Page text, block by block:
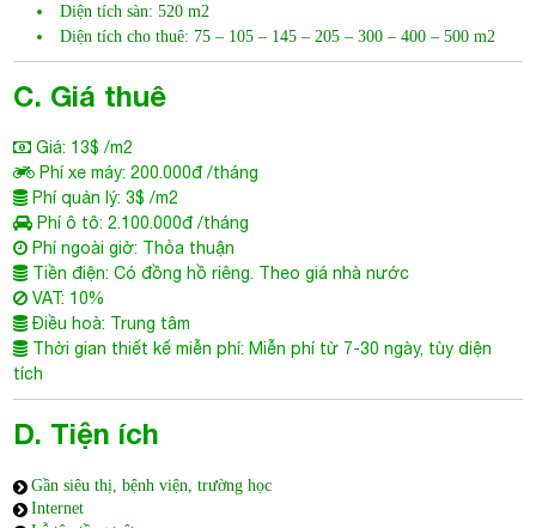
Phí quản lý: 3$ /m2
Phí ô tô: 2.100.000đ /tháng
Phí ngoài giờ: Thỏa thuận
Tiền điện: Có đồng hồ riêng. Theo giá nhà nước
VAT: 10%
Điều hoà: Trung tâm
Thời gian thiết kế miễn phí: Miễn phí từ 7-30 ngày, tùy diện
tích
D. Tiện ích
Gần siêu thị, bệnh viện, trường học
Internet
Lễ tân tầng trệt
Bảo vệ 24/7
Điều hòa trung tâm
750KVA
Hệ thống PCCC